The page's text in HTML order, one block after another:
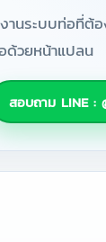
านระบบท่อที่ต้
ด้วยหน้าแปลน
สอบถาม LINE :